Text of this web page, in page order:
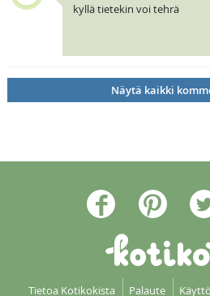
kyllä tietekin voi tehrä
Näytä kaikki
Tietoa Kotikokista Palaute